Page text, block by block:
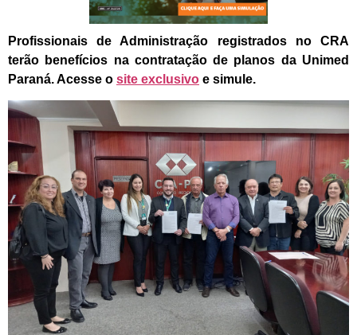
Profissionais de Administração registrados no CRA
terão benefícios na contratação de planos da Unimed
Paraná. Acesse o site exclusivo e simule.